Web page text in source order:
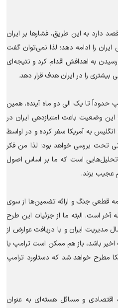
دارد به این طریق، فشار‌ها بر ایران
را ادامه دهد؛ لذا نمی‌توان گفت
رسیدن به اهدافش اقدام کرد و نتیجه‌ای
حدوداً تا یک الی دو ماه آینده، همین
وضعیت باعث امتیازدهی ایران در
به آمریکا سفر کرده و در اواسط
تحت بررسی خواهد بود؛ لذا من فکر
تحلیل‌هایی است که ما بر اساس اصول
عجیب بزند.
قطعی جنگ و ارائه تضمین‌ها از سوی
آخر است. البته ما از جزئیات این طرح
مدیریت ایران و با دریافت عوارض از
باشد، باز هم ممکن است ترامپ با
این سوال در داخل آمریکا مطرح خواهد شد که دستاورد ترامپ
اقتصادی و مسائل هسته‌ای به عنوان